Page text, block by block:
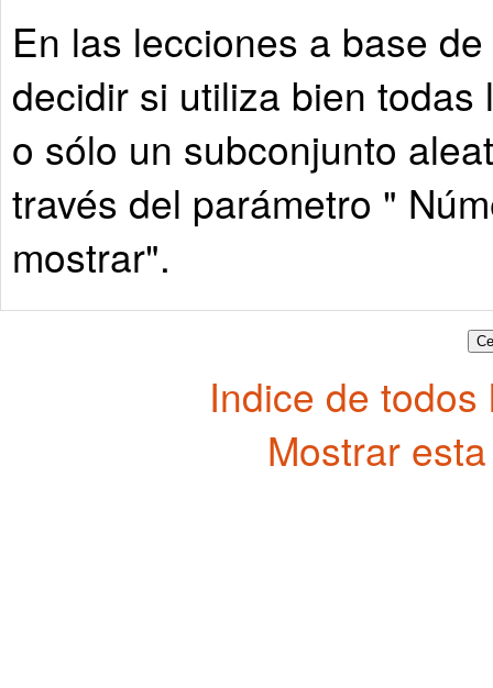
En las lecciones a base
decidir si utiliza bien
o sólo un subconjunto
través del parámetro "
mostrar".
Indice de
Mostrar